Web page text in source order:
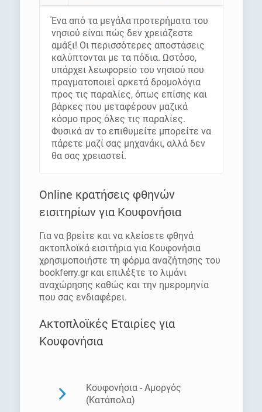
Ένα από τα μεγάλα προτερήματα του
νησιού είναι πώς δεν χρειάζεστε
αμάξι! Οι περισσότερες αποστάσεις
καλύπτονται με τα πόδια. Ωστόσο,
υπάρχει λεωφορείο του νησιού που
πραγματοποιεί αρκετά δρομολόγια
προς τις παραλίες, όπως επίσης και
βάρκες που μεταφέρουν μαζικά
κόσμο προς όλες τις παραλίες.
Φυσικά αν το επιθυμείτε μπορείτε να
πάρετε μαζί σας μηχανάκι, αλλά δεν
θα σας χρειαστεί.
Online κρατήσεις φθηνών
εισιτηρίων για Κουφονήσια
Για να βρείτε και να κλείσετε φθηνά
ακτοπλοϊκά εισιτήρια για Κουφονήσια
χρησιμοποιήστε τη φόρμα αναζήτησης του
bookferry.gr και επιλέξτε το λιμάνι
αναχώρησης καθώς και την ημερομηνία
που σας ενδιαφέρει.
Ακτοπλοϊκές Εταιρίες για
Κουφονήσια
Κουφονήσια - Αμοργός
(Κατάπολα)